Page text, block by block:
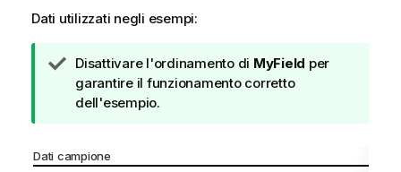
Dati utilizzati negli esempi:
N
o
t
i
Disattivare l'ordinamento di MyField per
garantire il funzionamento corretto
dell'esempio.
Dati campione